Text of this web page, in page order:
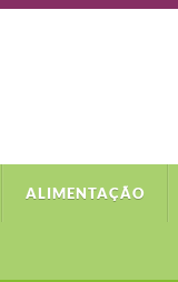
ALIMENTAÇÃO